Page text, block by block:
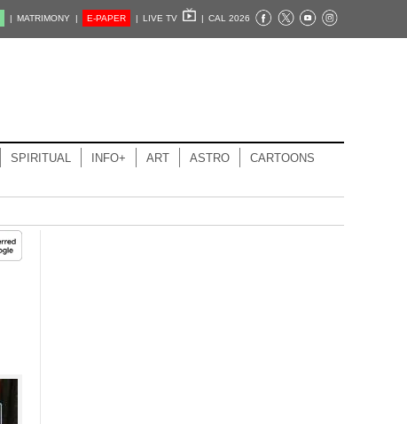
| MATRIMONY | E-PAPER | LIVE TV | CAL 2026
SPIRITUAL INFO+ ART ASTRO CARTOONS